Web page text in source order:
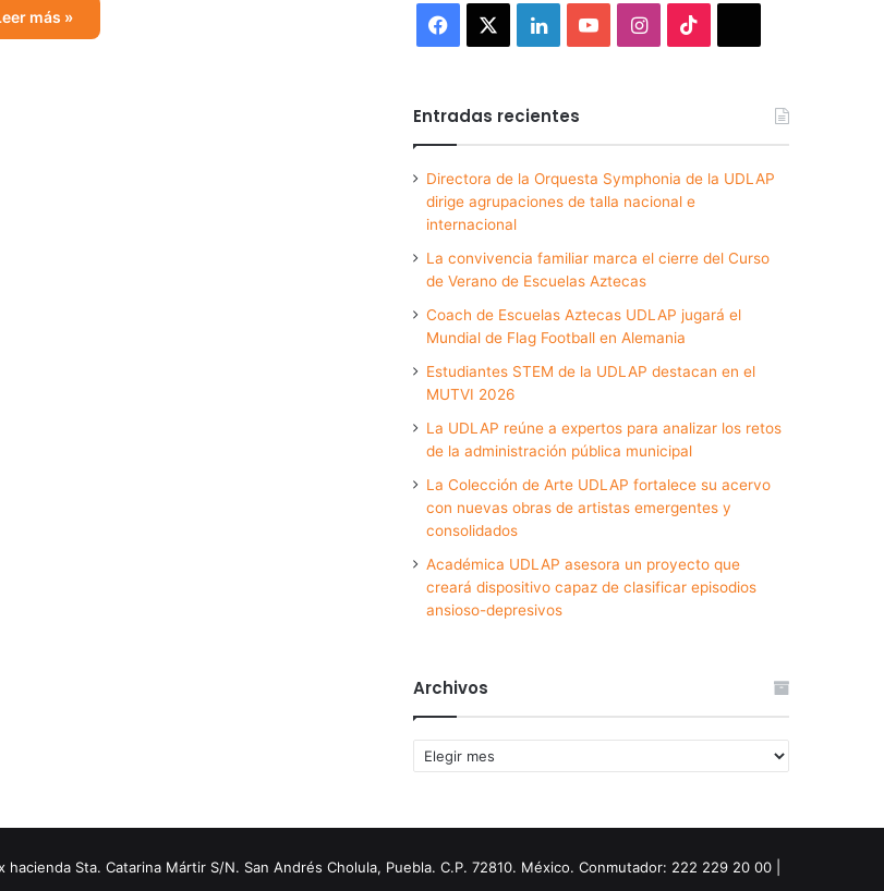
más » Facebook LinkedInYouTubeInstagram
Entradas recientes
Directora de la Orquesta Symphonia de la UDLAP
dirige agrupaciones de talla nacional e
internacional
La convivencia familiar marca el cierre del Curso
de Verano de Escuelas Aztecas
Coach de Escuelas Aztecas UDLAP jugará el
Mundial de Flag Football en Alemania
Estudiantes STEM de la UDLAP destacan en el
MUTVI 2026
La UDLAP reúne a expertos para analizar los retos
de la administración pública municipal
La Colección de Arte UDLAP fortalece su acervo
con nuevas obras de artistas emergentes y
consolidados
Académica UDLAP asesora un proyecto que
creará dispositivo capaz de clasificar episodios
ansioso-depresivos
Archivos
Archivos
Sta. Catarina Mártir S/N. San Andrés Cholula, Puebla. C.P. 72810. México. Conmutador: 222 229 20 00 |